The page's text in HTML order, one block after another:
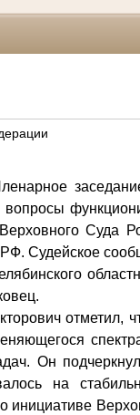
Суда
Судейское
отметил,
Он
на
инициативе